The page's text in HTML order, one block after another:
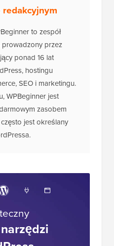
to zespół
przez
ponad 16 lat
hostingu
SEO i marketingu.
WPBeginner jest
zasobem
jest określany